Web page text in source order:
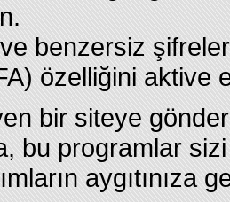
benzersiz
özelliğini aktive
bir siteye
bu programlar
aygıtınıza